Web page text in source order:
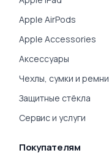
Apple AirPods
Apple Accessories
Аксессуары
Чехлы, сумки и ремни
Защитные стёкла
Сервис и услуги
Покупателям